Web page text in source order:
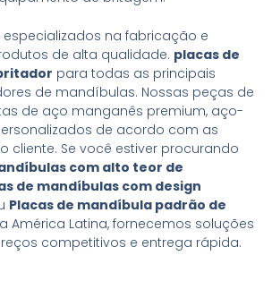
especializados na fabricação e
de alta qualidade. placas de
para todas as principais
de mandíbulas. Nossas peças de
de aço manganês premium, aço-
de acordo com as
cliente. Se você estiver procurando
com alto teor de
de mandíbulas com design
Placas de mandíbula padrão de
América Latina, fornecemos soluções
competitivos e entrega rápida.